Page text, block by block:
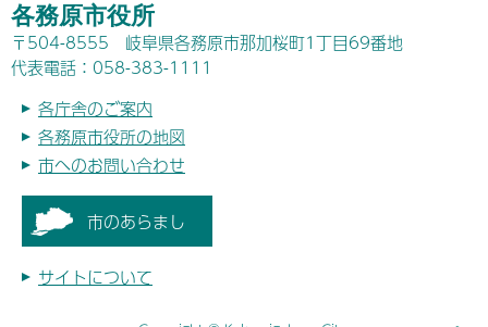
各務原市役所
〒504-8555 岐阜県各務原市那加桜町1丁目69番地
代表電話：058-383-1111
各庁舎のご案内
各務原市役所の地図
市へのお問い合わせ
市のあらまし
サイトについて